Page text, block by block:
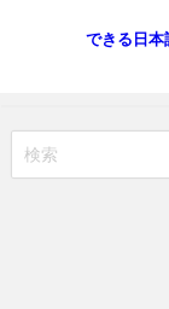
できる日